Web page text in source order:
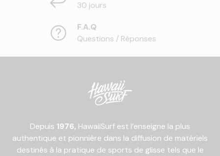
30 jours
F.A.Q
Questions / Réponses
Depuis 1976, HawaiiSurf est l’enseigne la plus
authentique et pionnière dans la diffusion de matériels
destinés à la pratique de sports de glisse tels que le